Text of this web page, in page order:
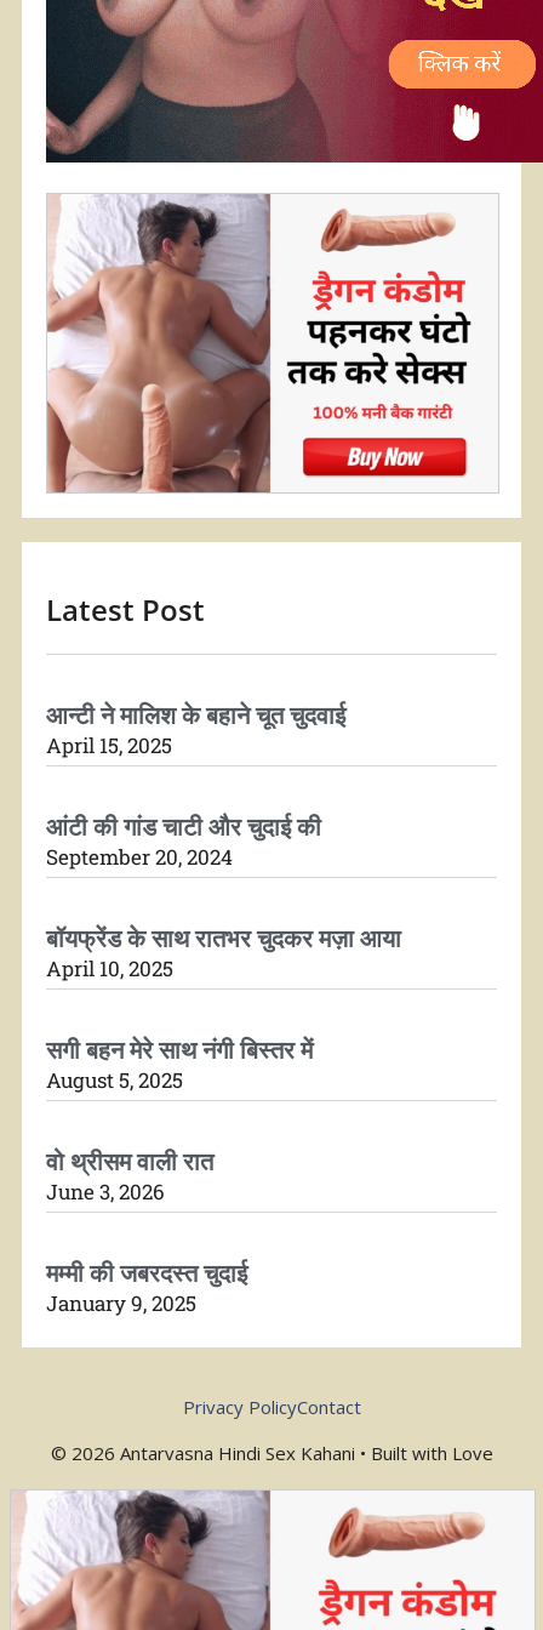
Latest Post
आन्टी ने मालिश के बहाने चूत चुदवाई
April 15, 2025
आंटी की गांड चाटी और चुदाई की
September 20, 2024
बॉयफ्रेंड के साथ रातभर चुदकर मज़ा आया
April 10, 2025
सगी बहन मेरे साथ नंगी बिस्तर में
August 5, 2025
वो थ्रीसम वाली रात
June 3, 2026
मम्मी की जबरदस्त चुदाई
January 9, 2025
© 2026 Antarvasna Hindi Sex Kahani • Built with Love
Privacy PolicyContact